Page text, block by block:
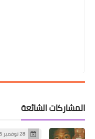
المشاركات الشائعة
28 نوفمبر 2015